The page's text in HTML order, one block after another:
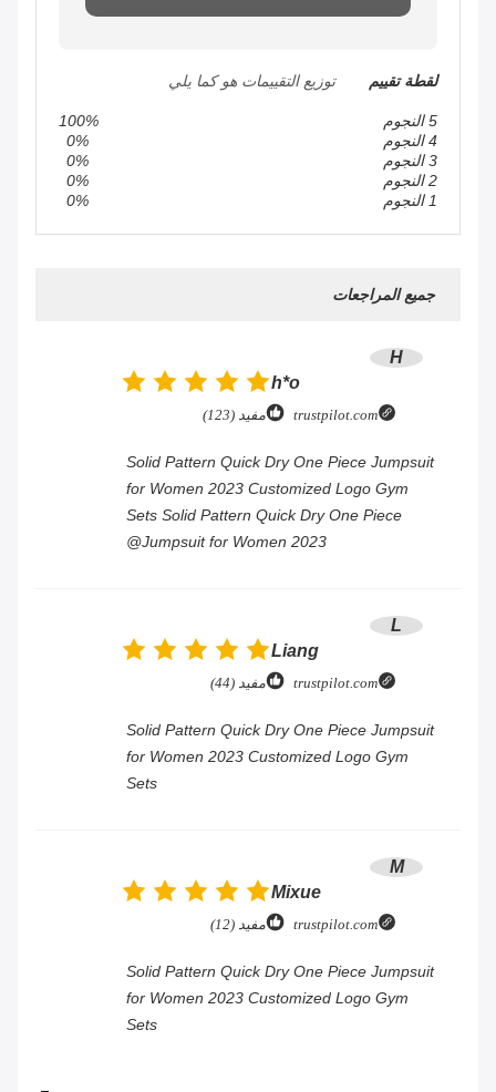
لقطة تقييم توزيع التقييمات هو كما يلي
5 النجوم
100%
4 النجوم
0%
3 النجوم
0%
2 النجوم
0%
1 النجوم
0%
جميع المراجعات
H
h*o
trustpilot.com مفيد (123)
Solid Pattern Quick Dry One Piece Jumpsuit
for Women 2023 Customized Logo Gym
Sets Solid Pattern Quick Dry One Piece
Jumpsuit for Women 2023@
L
Liang
trustpilot.com مفيد (44)
Solid Pattern Quick Dry One Piece Jumpsuit
for Women 2023 Customized Logo Gym
Sets
M
Mixue
trustpilot.com مفيد (12)
Solid Pattern Quick Dry One Piece Jumpsuit
for Women 2023 Customized Logo Gym
Sets